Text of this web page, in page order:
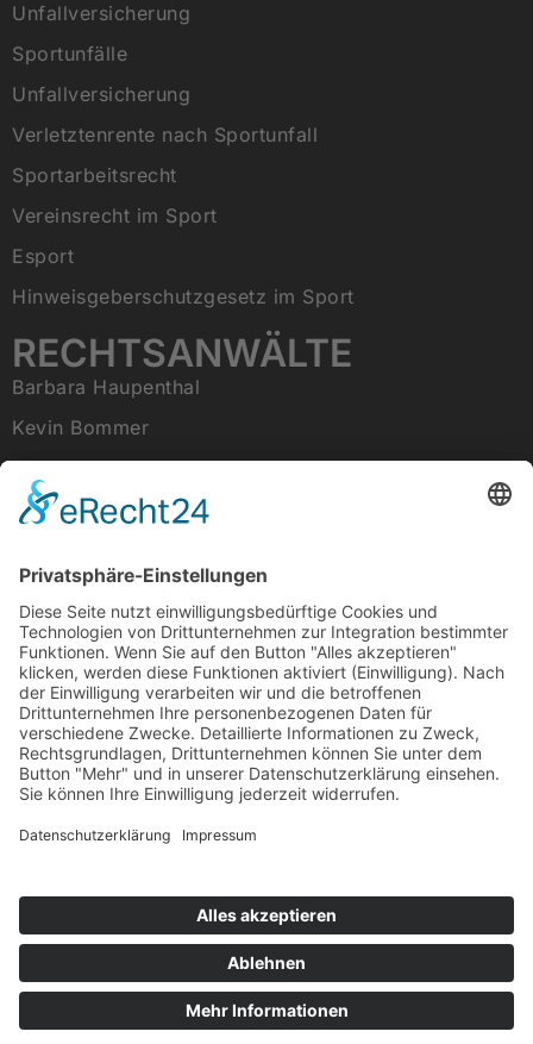
Unfallversicherung
Sportunfälle
Unfallversicherung
Verletztenrente nach Sportunfall
Sportarbeitsrecht
Vereinsrecht im Sport
Esport
Hinweisgeberschutzgesetz im Sport
RECHTSANWÄLTE
Barbara Haupenthal
Kevin Bommer
Tobias Raab
RECHTLICHES
Datenschutz
Cookie Einstellungen
+49 681 / 933 568 0000
info@hrb.legal
Instagram